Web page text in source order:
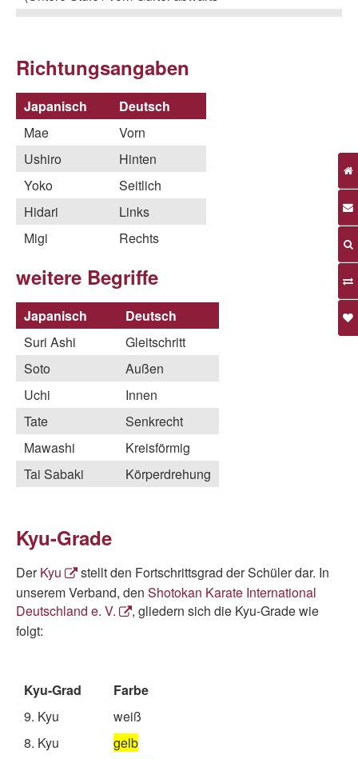
Richtungsangaben
Japanisch
Deutsch
Mae
Vorn
Ushiro
Hinten
Yoko
Seitlich
Hidari
Links
Migi
Rechts
weitere Begriffe
Japanisch
Deutsch
Suri Ashi
Gleitschritt
Soto
Außen
Uchi
Innen
Tate
Senkrecht
Mawashi
Kreisförmig
Tai Sabaki
Körperdrehung
Kyu-Grade
DerKyu
stellt den Fortschrittsgrad der Schüler dar. In
unserem Verband, den Shotokan Karate International
Deutschland e. V.
, gliedern sich die Kyu-Grade wie
folgt:
Kyu-Grad
Farbe
9. Kyu
weiß
8. Kyu
gelb